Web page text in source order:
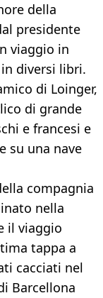
della
presidente
viaggio in
diversi libri.
di Loinger,
di grande
e francesi e
su una nave
compagnia
nella
il viaggio
tappa a
cacciati nel
Barcellona